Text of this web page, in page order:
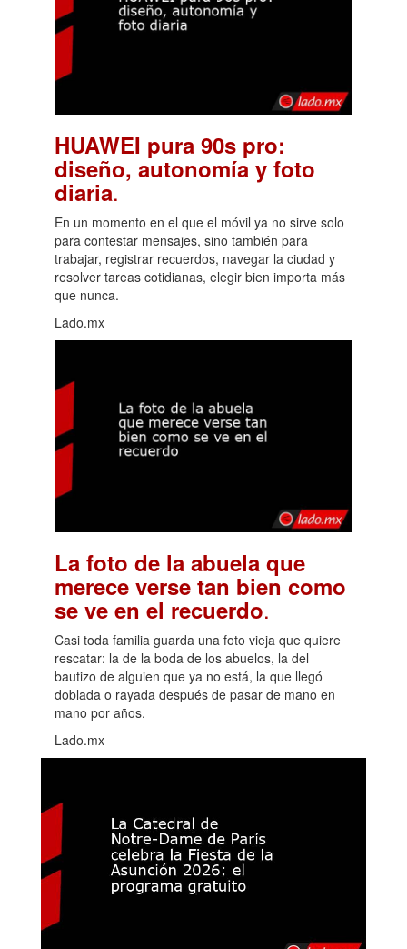
HUAWEI pura 90s pro:
diseño, autonomía y foto
diaria.
En un momento en el que el móvil ya no sirve solo
para contestar mensajes, sino también para
trabajar, registrar recuerdos, navegar la ciudad y
resolver tareas cotidianas, elegir bien importa más
que nunca.
Lado.mx
La foto de la abuela que
merece verse tan bien como
se ve en el recuerdo.
Casi toda familia guarda una foto vieja que quiere
rescatar: la de la boda de los abuelos, la del
bautizo de alguien que ya no está, la que llegó
doblada o rayada después de pasar de mano en
mano por años.
Lado.mx